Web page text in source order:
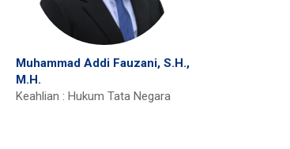
Muhammad Addi Fauzani, S.H.,
M.H.
Keahlian : Hukum Tata Negara